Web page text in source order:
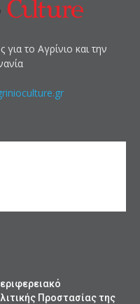
το Αγρίνιο και την
Προστασίας της